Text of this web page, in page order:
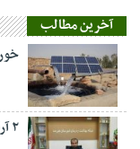
آخرین مطالب
۲ آرایشگاه متخلف در هیرمند مهروموم شدند